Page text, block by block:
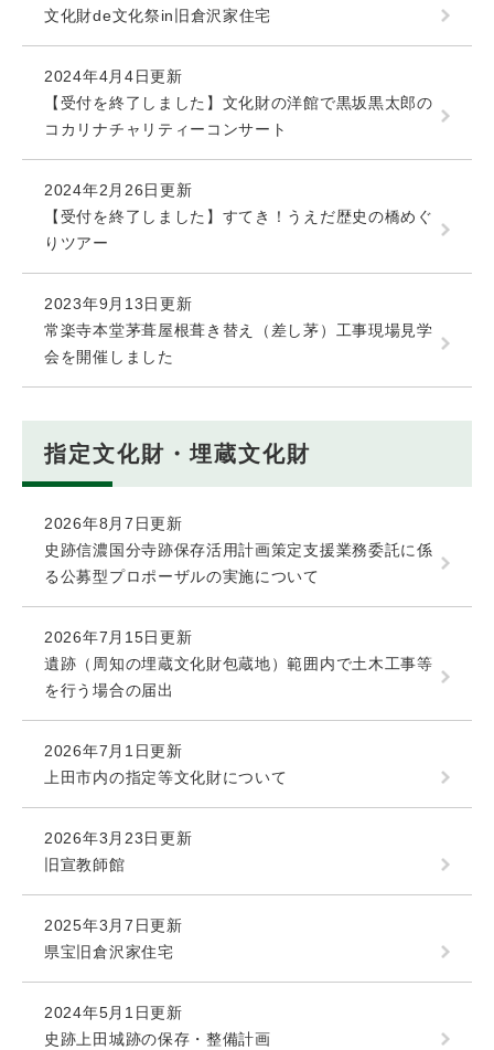
文化財de文化祭in旧倉沢家住宅
2024年4月4日更新
【受付を終了しました】文化財の洋館で黒坂黒太郎の
コカリナチャリティーコンサート
2024年2月26日更新
【受付を終了しました】すてき！うえだ歴史の橋めぐ
りツアー
2023年9月13日更新
常楽寺本堂茅葺屋根葺き替え（差し茅）工事現場見学
会を開催しました
指定文化財・埋蔵文化財
2026年8月7日更新
史跡信濃国分寺跡保存活用計画策定支援業務委託に係
る公募型プロポーザルの実施について
2026年7月15日更新
遺跡（周知の埋蔵文化財包蔵地）範囲内で土木工事等
を行う場合の届出
2026年7月1日更新
上田市内の指定等文化財について
2026年3月23日更新
旧宣教師館
2025年3月7日更新
県宝旧倉沢家住宅
2024年5月1日更新
史跡上田城跡の保存・整備計画